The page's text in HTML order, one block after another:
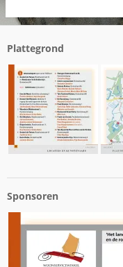
Plattegrond
Sponsoren